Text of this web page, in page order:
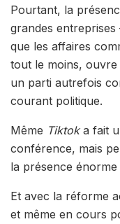
Pourtant, la
grandes entreprises
que les affaires
tout le moins, ouvre
un parti autrefois
courant politique.
Même Tiktoka fait
conférence, mais
la présence
Et avec la réforme
et même en cours